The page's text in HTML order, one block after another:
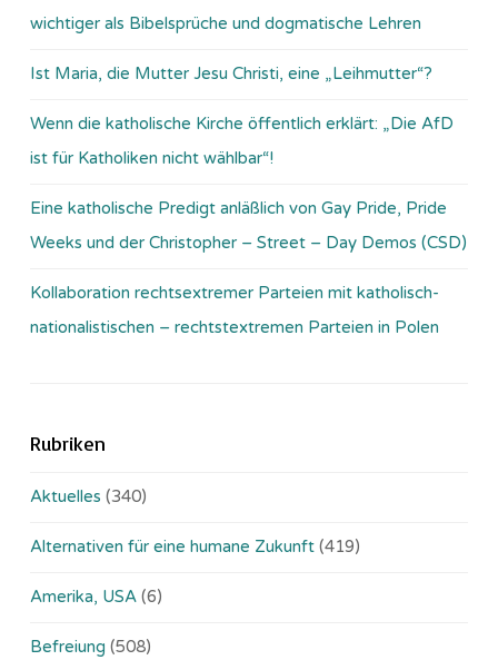
wichtiger als Bibelsprüche und dogmatische Lehren
Ist Maria, die Mutter Jesu Christi, eine „Leihmutter“?
Wenn die katholische Kirche öffentlich erklärt: „Die AfD
ist für Katholiken nicht wählbar“!
Eine katholische Predigt anläßlich von Gay Pride, Pride
Weeks und der Christopher – Street – Day Demos (CSD)
Kollaboration rechtsextremer Parteien mit katholisch-
nationalistischen – rechtstextremen Parteien in Polen
Rubriken
Aktuelles (340)
Alternativen für eine humane Zukunft (419)
Amerika, USA (6)
Befreiung (508)